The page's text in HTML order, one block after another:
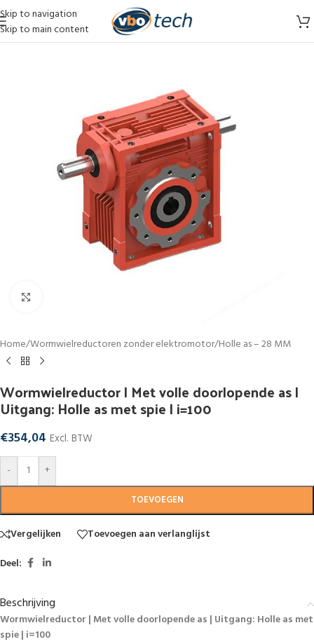
Skip to navigation
Skip to main content
Home/Wormwielreductoren zonder elektromotor/Holle as – 28 MM
Wormwielreductor | Met volle doorlopende as |
Uitgang: Holle as met spie | i=100
€354,04 Excl. BTW
-
+
TOEVOEGEN
Vergelijken
Toevoegen aan verlanglijst
Deel:
Beschrijving
Wormwielreductor | Met volle doorlopende as | Uitgang: Holle as met
spie | i=100